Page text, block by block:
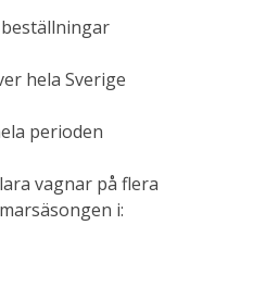
hela Sverige
perioden
vagnar på flera
i: